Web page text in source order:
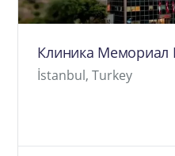
Клиника
İstanbul, Turkey